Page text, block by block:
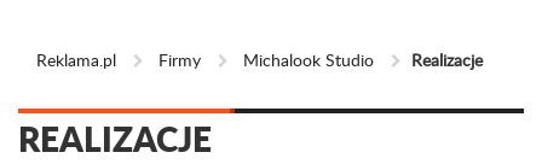
Reklama.pl Firmy Michalook Studio Realizacje
REALIZACJE